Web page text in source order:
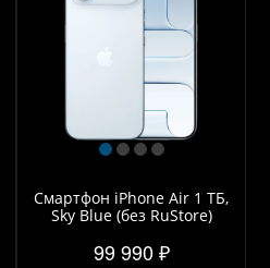
Смартфон iPhone Air 1 ТБ,
Sky Blue (без RuStore)
99 990 ₽